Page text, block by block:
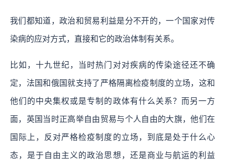
我们都知道，政治和贸易利益是分不开的，一个国家对传
染病的应对方式，直接和它的政治体制有关系。
比如，十九世纪，当时热门对对疾病的传染途径还不确
定，法国和俄国就支持了严格隔离检疫制度的立场，这和
他们的中央集权或是专制的政体有什么关系？而另一方
面，英国当时正高举自由贸易与个人自由的大旗，他们在
国际上，反对严格检疫制度的立场，到底是处于什么心
态，是于自由主义的政治思想，还是商业与航运的利益